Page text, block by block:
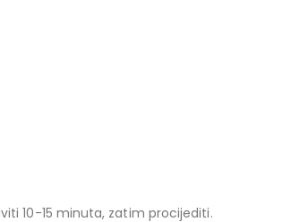
10-15 minuta, zatim procijediti.